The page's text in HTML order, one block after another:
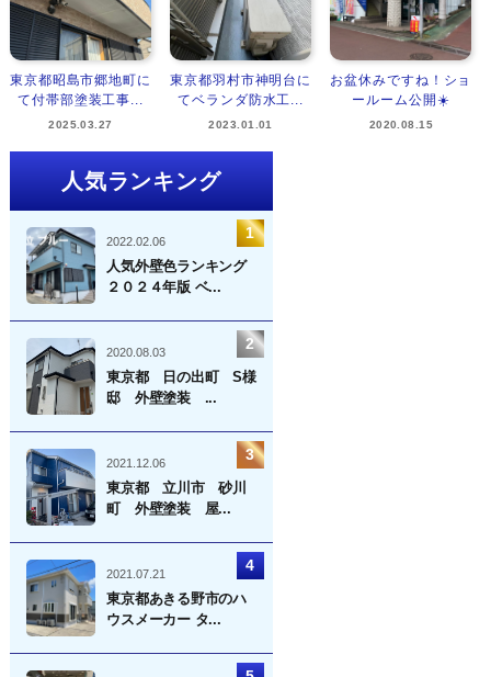
東京都昭島市郷地町に
て付帯部塗装工事...
2025.03.27
東京都羽村市神明台に
てベランダ防水工...
2023.01.01
お盆休みですね！ショ
ールーム公開☀️
2020.08.15
人気ランキング
2022.02.06
人気外壁色ランキング
２０２４年版 ベ...
2020.08.03
東京都 日の出町 S様
邸 外壁塗装 ...
2021.12.06
東京都 立川市 砂川
町 外壁塗装 屋...
2021.07.21
東京都あきる野市のハ
ウスメーカー タ...